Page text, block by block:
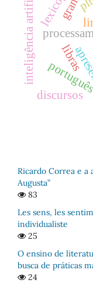
inteligência artificial libras
discursos
Ricardo Correa e a
Augusta”
83
Les sens, les
individualiste
25
O ensino de
busca de práticas
24